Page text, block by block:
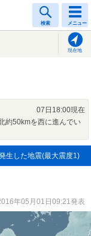
検索 メニュー
現在地
07日18:00現在
約50kmを西に進んでい
生した地震(最大震度1)
年05月01日09:21発表